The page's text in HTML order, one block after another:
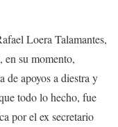
Loera Talamantes,
en su momento,
de apoyos a diestra y
todo lo hecho, fue
por el ex secretario